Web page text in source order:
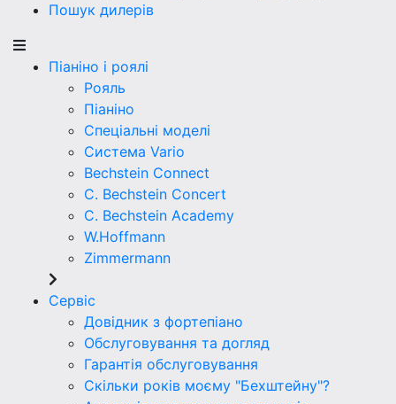
Пошук дилерів
Піаніно і роялі
Рояль
Піаніно
Спеціальні моделі
Система Vario
Bechstein Connect
C. Bechstein Concert
C. Bechstein Academy
W.Hoffmann
Zimmermann
Сервіс
Довідник з фортепіано
Обслуговування та догляд
Гарантія обслуговування
Скільки років моєму "Бехштейну"?